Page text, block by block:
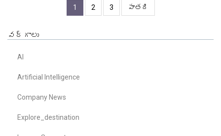
1 2 3 పాతది
వర్గాలు
AI
Artificial Intelligence
Company News
Explore_destination